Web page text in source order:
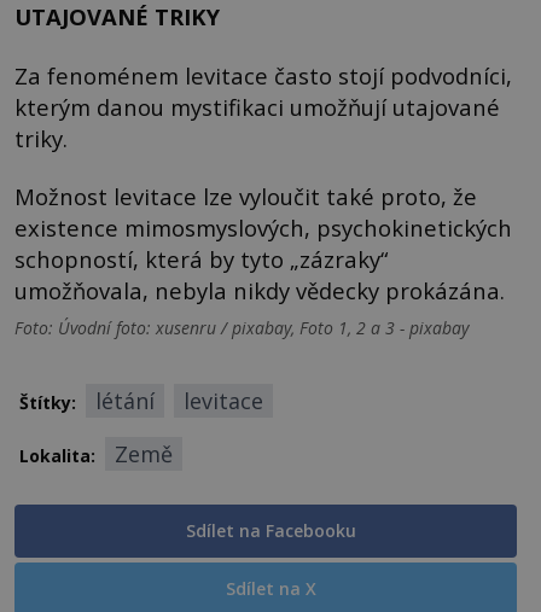
UTAJOVANÉ TRIKY
Za fenoménem levitace často stojí podvodníci,
kterým danou mystifikaci umožňují utajované
triky.
Možnost levitace lze vyloučit také proto, že
existence mimosmyslových, psychokinetických
schopností, která by tyto „zázraky“
umožňovala, nebyla nikdy vědecky prokázána.
Foto: Úvodní foto: xusenru / pixabay, Foto 1, 2 a 3 - pixabay
Štítky: létání levitace
Lokalita: Země
Sdílet na Facebooku
Sdílet na X